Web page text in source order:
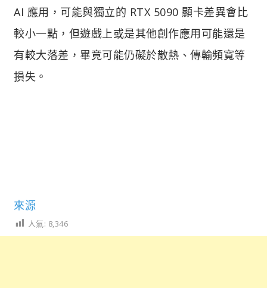
AI 應用，可能與獨立的 RTX 5090 顯卡差異會比
較小一點，但遊戲上或是其他創作應用可能還是
有較大落差，畢竟可能仍礙於散熱、傳輸頻寬等
損失。
來源
人氣: 8,346